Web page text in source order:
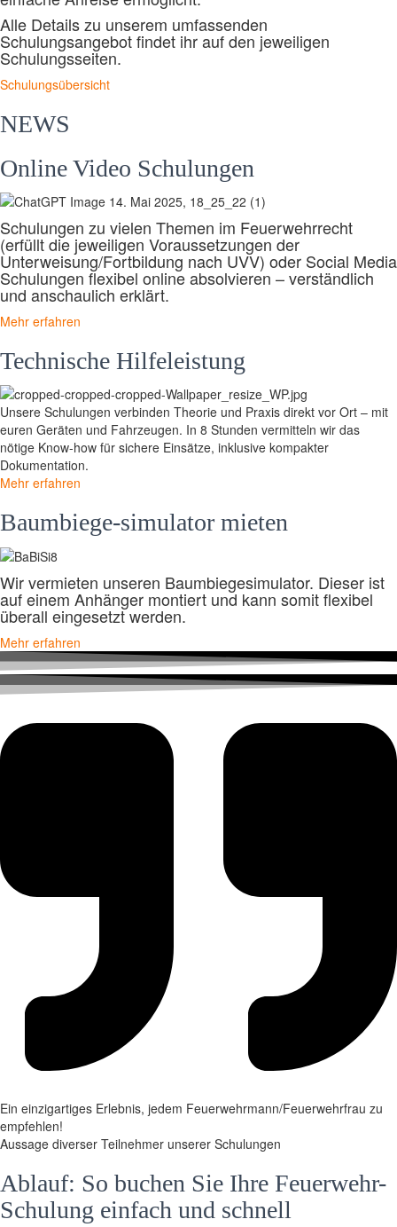
Alle Details zu unserem umfassenden
Schulungsangebot findet ihr auf den jeweiligen
Schulungsseiten.
Schulungsübersicht
NEWS
Online Video Schulungen
Schulungen zu vielen Themen im Feuerwehrrecht
(erfüllt die jeweiligen Voraussetzungen der
Unterweisung/Fortbildung nach UVV) oder Social Media
Schulungen flexibel online absolvieren – verständlich
und anschaulich erklärt.
Mehr erfahren
Technische Hilfeleistung
Unsere Schulungen verbinden Theorie und Praxis direkt vor Ort – mit
euren Geräten und Fahrzeugen. In 8 Stunden vermitteln wir das
nötige Know-how für sichere Einsätze, inklusive kompakter
Dokumentation.
Mehr erfahren
Baumbiege-simulator mieten
Wir vermieten unseren Baumbiegesimulator. Dieser ist
auf einem Anhänger montiert und kann somit flexibel
überall eingesetzt werden.
Mehr erfahren
Ein einzigartiges Erlebnis, jedem Feuerwehrmann/Feuerwehrfrau zu
empfehlen!
Aussage diverser Teilnehmer unserer Schulungen
Ablauf: So buchen Sie Ihre Feuerwehr-
Schulung einfach und schnell